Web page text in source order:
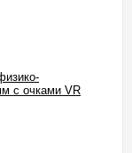
с очками VR